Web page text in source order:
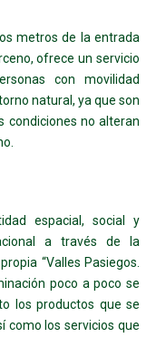
metros de la entrada
ofrece un servicio
con movilidad
natural, ya que son
condiciones no alteran
espacial, social y
a través de la
“Valles Pasiegos.
poco a poco se
los productos que se
como los servicios que